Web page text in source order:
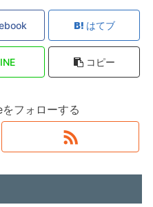
はてブ
コピー
フォローする